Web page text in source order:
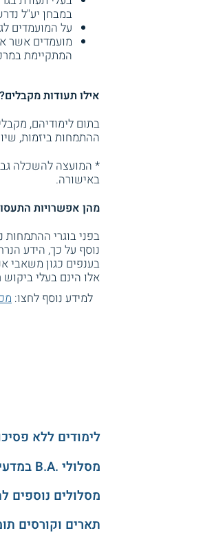
במבחן יע"ל
על המועמדים
המתקיימת
אילו תעודות מקבלים?
ההתמחות ביזמות,
* המועצה להשכלה
באישורה.
מהן אפשרויות
בפני בוגרי ההתמחות
נוסף על כך, הידע
בענפים כגון משאבי
אלו הינם בעלי
למידע נוסף לחצו:
לימודים ללא
מסלולי .B.A במדעי החברה
מסלולים נוספים
תארים וקורסים